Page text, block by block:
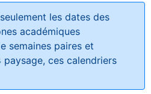
les dates des
académiques
semaines paires et
ces calendriers